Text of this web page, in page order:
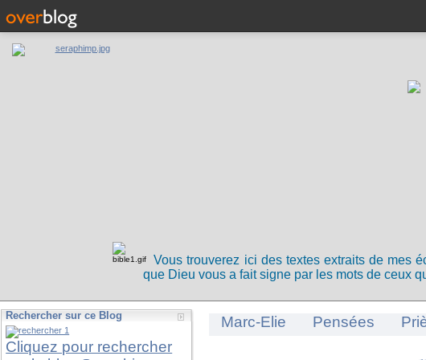
Vous trouverez ici des textes extraits de mes
que Dieu vous a fait signe par les mots de ceux
Rechercher sur ce Blog
Cliquez pour rechercher
Marc-Elie Pensées